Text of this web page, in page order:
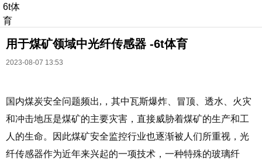
6t体
育
用于煤矿领域中光纤传感器 -6t体育
2023-08-07 13:53
国内煤炭安全问题频出,，其中瓦斯爆炸、冒顶、透水、火灾
和冲击地压是煤矿的主要灾害，直接威胁着煤矿的生产和工
人的生命。因此煤矿安全监控行业也逐渐被人们所重视，光
纤传感器作为近年来兴起的一项技术，一种特殊的玻璃纤
长按识别二维码
进入ofweek阅读全文